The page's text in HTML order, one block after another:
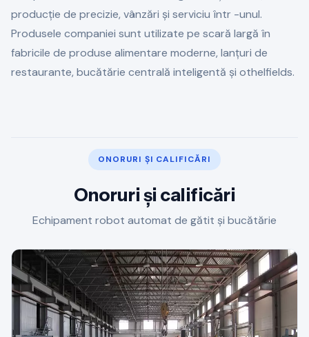
producție de precizie, vânzări și serviciu într -unul.
Produsele companiei sunt utilizate pe scară largă în
fabricile de produse alimentare moderne, lanțuri de
restaurante, bucătărie centrală inteligentă și othelfields.
ONORURI ȘI CALIFICĂRI
Onoruri și calificări
Echipament robot automat de gătit și bucătărie